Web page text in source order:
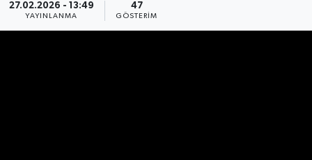
27.02.2026 - 13:49
YAYINLANMA
47
GÖSTERIM
Medya